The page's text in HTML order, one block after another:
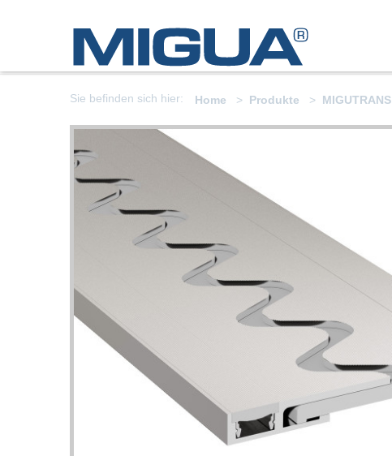
Sie befinden sich hier: Home Produkte MIGUTRANS